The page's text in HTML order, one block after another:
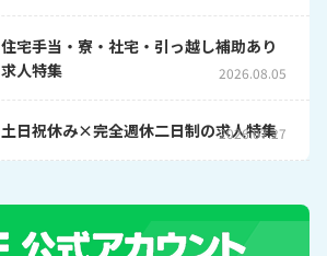
住宅手当・寮・社宅・引っ越し補助あり
求人特集
2026.08.05
土日祝休み×完全週休二日制の求人特集
2026.07.27